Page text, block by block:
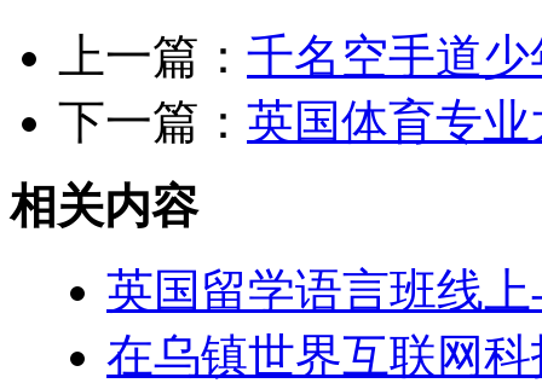
上一篇： 千名空手道
下一篇： 英国体育专
相关内容
英国留学语言班线
在乌镇世界互联网